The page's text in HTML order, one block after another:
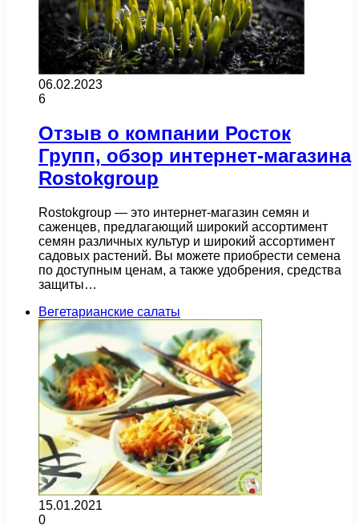
06.02.2023
6
Отзыв о компании Росток
Групп, обзор интернет-магазина
​​Rostokgroup
Rostokgroup — это интернет-магазин семян и
саженцев, предлагающий широкий ассортимент
семян различных культур и широкий ассортимент
садовых растений. Вы можете приобрести семена
по доступным ценам, а также удобрения, средства
защиты…
Вегетарианские салаты
15.01.2021
0